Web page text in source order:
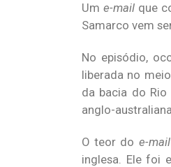
Um e-mailque
Samarco vem
No episódio,
liberada no
da bacia do Rio
anglo-
O teor do e-mail
inglesa. Ele foi